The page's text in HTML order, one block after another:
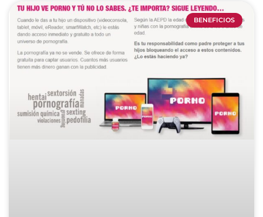
BENEFICIOS